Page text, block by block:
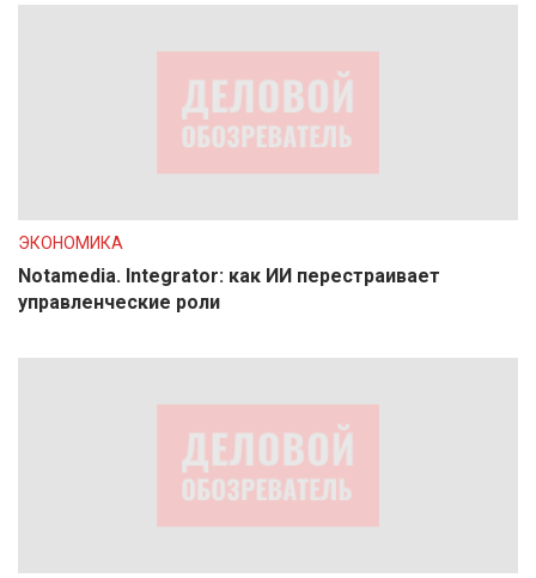
ЭКОНОМИКА
Notamedia. Integrator: как ИИ перестраивает
управленческие роли